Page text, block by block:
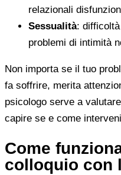
relazionali
Sessualità:
problemi di intimità
Non importa se il tuo
fa soffrire, merita
psicologo serve a
capire se e come
Come
colloquio con